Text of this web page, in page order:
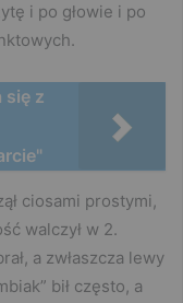
i po głowie i po
się z
ciosami prostymi,
walczył w 2.
a zwłaszcza lewy
bił często, a